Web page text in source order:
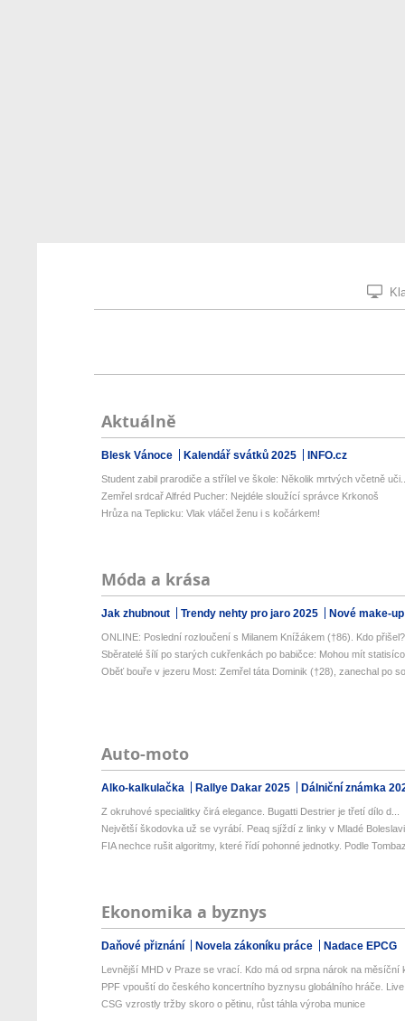
Aktuálně
Blesk Vánoce Kalendář svátků 2025 INFO.cz
Student zabil prarodiče a střílel ve škole: Několik mrtvých včetně
Zemřel srdcař Alfréd Pucher: Nejdéle sloužící správce Krkonoš
Hrůza na Teplicku: Vlak vláčel ženu i s kočárkem!
Móda a krása
Jak zhubnout Trendy nehty pro jaro 2025 Nové make-
ONLINE: Poslední rozloučení s Milanem Knížákem (†86). Kdo přišel?
Sběratelé šílí po starých cukřenkách po babičce: Mohou mít
Oběť bouře v jezeru Most: Zemřel táta Dominik (†28), zanechal po
Auto-moto
Alko-kalkulačka Rallye Dakar 2025 Dálniční známka
Z okruhové specialitky čirá elegance. Bugatti Destrier je třetí dílo d...
Největší škodovka už se vyrábí. Peaq sjíždí z linky v Mladé Boleslavi
FIA nechce rušit algoritmy, které řídí pohonné jednotky. Podle
Ekonomika a byznys
Daňové přiznání Novela zákoníku práce Nadace EPCG
Levnější MHD v Praze se vrací. Kdo má od srpna nárok na měsíční
PPF vpouští do českého koncertního byznysu globálního hráče.
CSG vzrostly tržby skoro o pětinu, růst táhla výroba munice